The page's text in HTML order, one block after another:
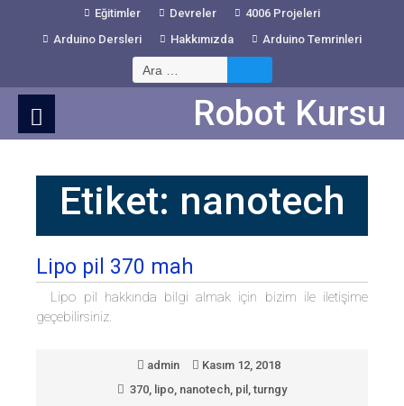
Eğitimler Devreler
4006 Projeleri
Arduino Dersleri
Hakkımızda Arduino Temrinleri
Arama:
Robot Kursu
Etiket: nanotech
Lipo pil 370 mah
Lipo pil hakkında bilgi almak için bizim ile iletişime
geçebilirsiniz.
admin
Kasım 12, 2018
370, lipo, nanotech, pil , turngy